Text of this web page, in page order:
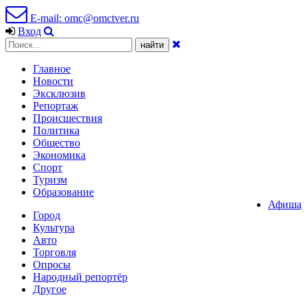
E-mail: omc@omctver.ru
Вход
Главное
Новости
Эксклюзив
Репортаж
Происшествия
Политика
Общество
Экономика
Спорт
Туризм
Образование
Афиша
Город
Культура
Авто
Торговля
Опросы
Народный репортёр
Другое